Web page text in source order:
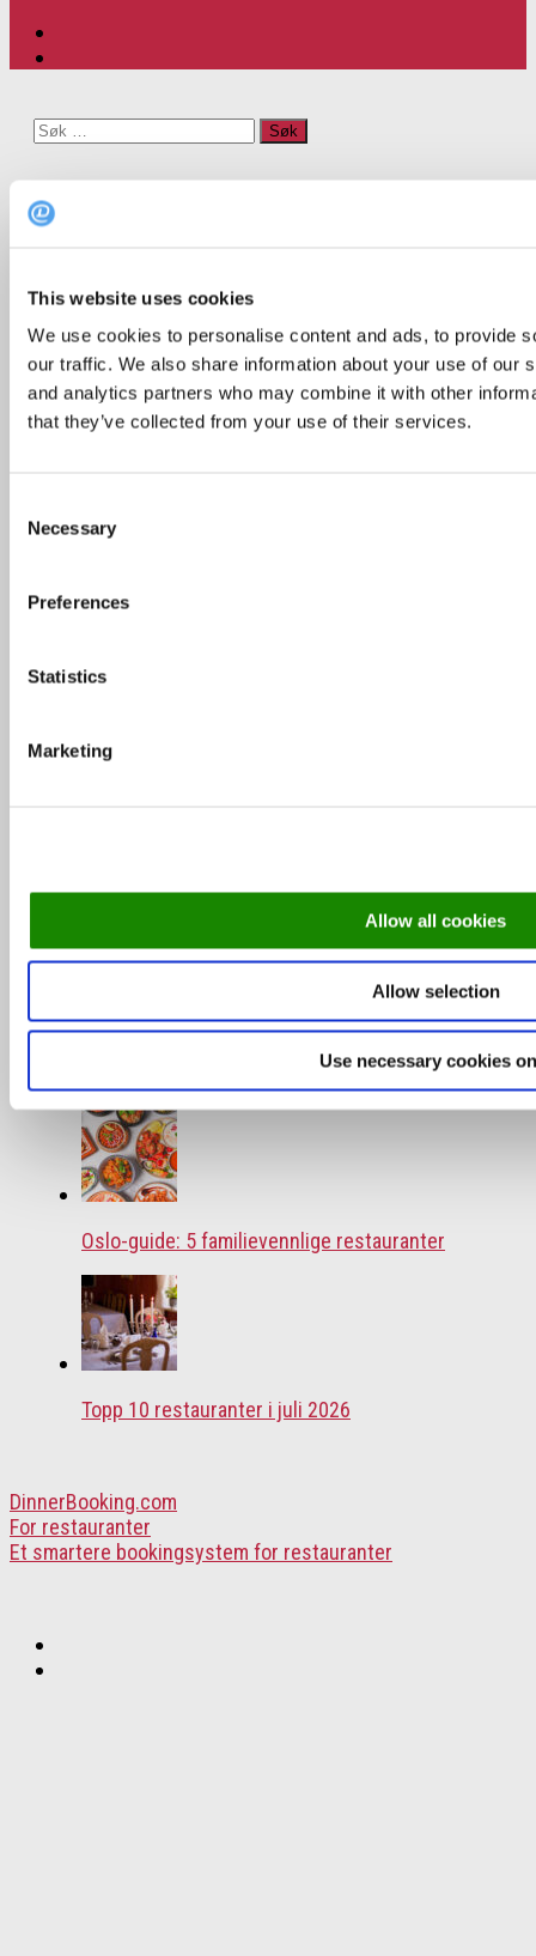
This website uses cookies
We use cookies to personalise content and ads, to provide
our traffic. We also share information about your use of our
and analytics partners who may combine it with other
that they’ve collected from your use of their services.
Selection
Necessary
Preferences
Statistics
Marketing
Allow all cookies
Allow selection
Use necessary cookies
Søk
etter:
Topp 10 restauranter i juli 2026
Oslo-guide: Forfriskende sommermenyer
De mest populære spisestedene så langt i 2026
De mest populære spisestedene så langt i 2026
Oslo-guide: Forfriskende sommermenyer
Oslo-guide: 5 familievennlige restauranter
Topp 10 restauranter i juli 2026
DinnerBooking.com
For restauranter
Et smartere bookingsystem for restauranter